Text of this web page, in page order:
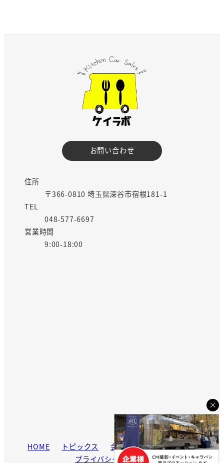
お問い合わせ
住所
〒366-0810 埼玉県深谷市宿根181-1
TEL
048-577-6697
営業時間
9:00-18:00
HOME トピックス 会社案内
お問い合わせ
プライバシーポリシー